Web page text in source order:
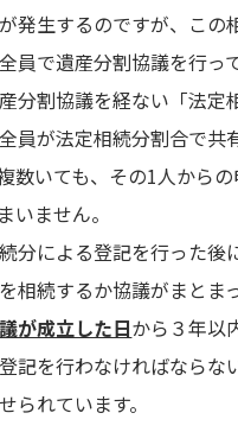
発生するのですが、この
員で遺産分割協議を行っ
分割協議を経ない「法定
員が法定相続分割合で共
数いても、その1人から
いません。
分による登記を行った後
相続するか協議がまとま
が成立した日から３年以
記を行わなければならな
られています。